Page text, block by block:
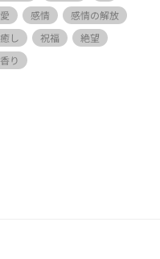
愛 感情
感情の解放
癒し 祝福
絶望
香り